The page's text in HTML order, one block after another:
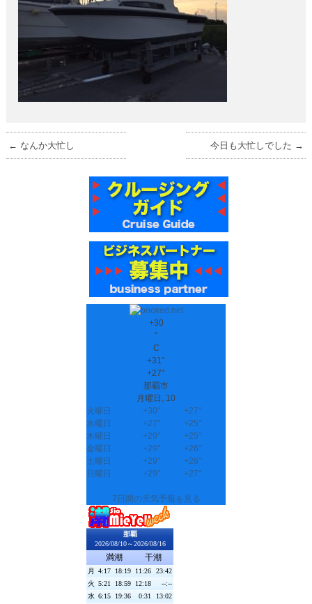
← なんか大忙し 今日も大忙しでした →
+30
°
C
+31°
+27°
那覇市
月曜日, 10
火曜日
+30° +27°
水曜日
+27° +25°
木曜日
+29° +25°
金曜日
+29° +26°
土曜日
+29° +26°
日曜日
+29° +27°
7日間の天気予報を見る